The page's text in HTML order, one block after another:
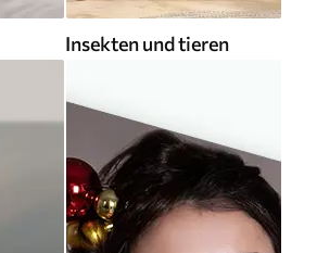
Insekten und tieren